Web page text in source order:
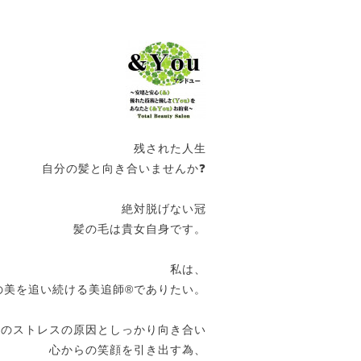
残された人生
自分の髪と向き合いませんか❓
絶対脱げない冠
髪の毛は貴女自身です。
私は、
美を追い続ける美追師®️でありたい。
ストレスの原因としっかり向き合い
心からの笑顔を引き出す為、